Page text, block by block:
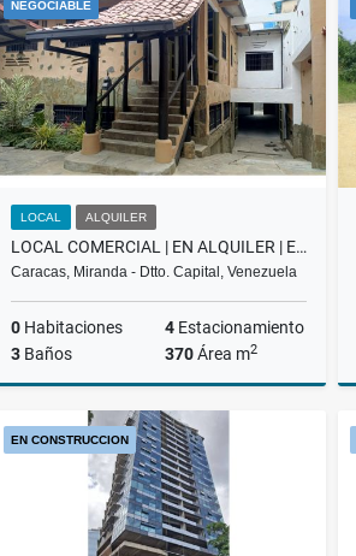
US$160,000
NEGOCIABLE
LOCAL ALQUILER
LOCAL COMERCIAL | EN ALQUILER | EL HATILLO PUEBLO |REF.3.000$ RH
Caracas, Miranda - Dtto. Capital, Venezuela
0 Habitaciones 4 Estacionamiento
3 Baños 370Área m2
US$3,000
EN CONSTRUCCION